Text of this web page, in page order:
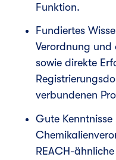
Funktion.
Fundiertes
Verordnung und
sowie direkte
verbundenen
Gute Kenntnisse
REACH-